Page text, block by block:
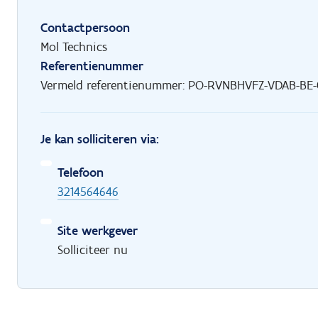
Contactpersoon
Mol Technics
Referentienummer
Vermeld referentienummer: PO-RVNBHVFZ-VDAB-BE-
Je kan solliciteren via:
Telefoon
3214564646
Site werkgever
Solliciteer nu